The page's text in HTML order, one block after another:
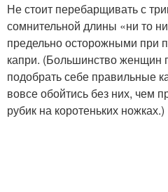
Не стоит перебарщивать с
сомнительной длины «ни то
предельно осторожными при
капри. (Большинство женщин
подобрать себе правильные
вовсе обойтись без них, чем
рубик на коротеньких ножках.)